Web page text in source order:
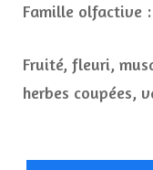
Famille olfactive :
Fruité, fleuri,
herbes coupées,